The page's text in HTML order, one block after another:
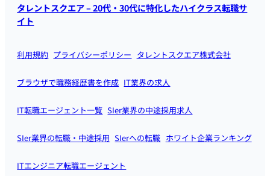
タレントスクエア – 20代・30代に特化したハイクラス転職サ
イト
利用規約 プライバシーポリシー タレントスクエア株式会社
ブラウザで職務経歴書を作成 IT業界の求人
IT転職エージェント一覧 SIer業界の中途採用求人
SIer業界の転職・中途採用 SIerへの転職 ホワイト企業ランキング
ITエンジニア転職エージェント